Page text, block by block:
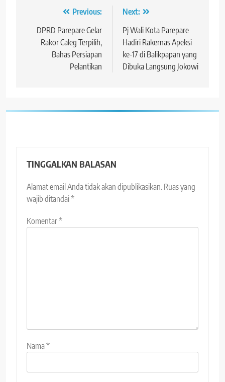
Navigasi
pos
Previous:
DPRD Parepare Gelar
Rakor Caleg Terpilih,
Bahas Persiapan
Pelantikan
Next:
Pj Wali Kota Parepare
Hadiri Rakernas Apeksi
ke-17 di Balikpapan yang
Dibuka Langsung Jokowi
TINGGALKAN BALASAN
Alamat email Anda tidak akan dipublikasikan. Ruas yang
wajib ditandai*
Komentar*
Nama*